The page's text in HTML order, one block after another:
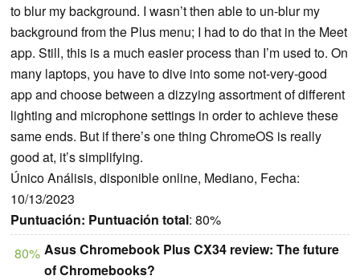
to blur my background. I wasn’t then able to un-blur my
background from the Plus menu; I had to do that in the Meet
app. Still, this is a much easier process than I’m used to. On
many laptops, you have to dive into some not-very-good
app and choose between a dizzying assortment of different
lighting and microphone settings in order to achieve these
same ends. But if there’s one thing ChromeOS is really
good at, it’s simplifying.
Único Análisis, disponible online, Mediano, Fecha:
10/13/2023
Puntuación: Puntuación total: 80%
80% Asus Chromebook Plus CX34 review: The future
of Chromebooks?